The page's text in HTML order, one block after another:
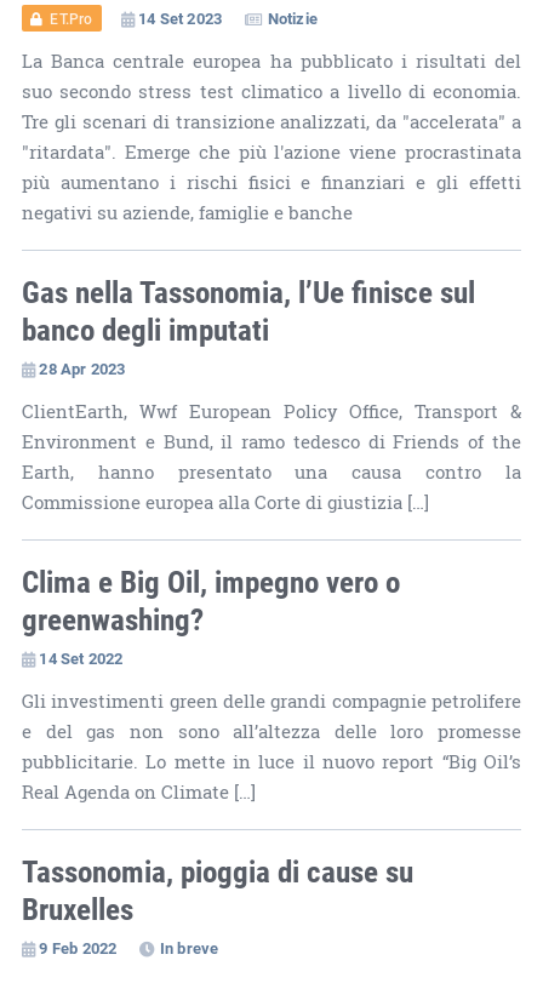
ET.Pro 14 Set 2023 Notizie
La Banca centrale europea ha pubblicato i risultati del
suo secondo stress test climatico a livello di economia.
Tre gli scenari di transizione analizzati, da "accelerata" a
"ritardata". Emerge che più l'azione viene procrastinata
più aumentano i rischi fisici e finanziari e gli effetti
negativi su aziende, famiglie e banche
Gas nella Tassonomia, l’Ue finisce sul
banco degli imputati
28 Apr 2023
ClientEarth, Wwf European Policy Office, Transport &
Environment e Bund, il ramo tedesco di Friends of the
Earth, hanno presentato una causa contro la
Commissione europea alla Corte di giustizia […]
Clima e Big Oil, impegno vero o
greenwashing?
14 Set 2022
Gli investimenti green delle grandi compagnie petrolifere
e del gas non sono all’altezza delle loro promesse
pubblicitarie. Lo mette in luce il nuovo report “Big Oil’s
Real Agenda on Climate […]
Tassonomia, pioggia di cause su
Bruxelles
9 Feb 2022 In breve